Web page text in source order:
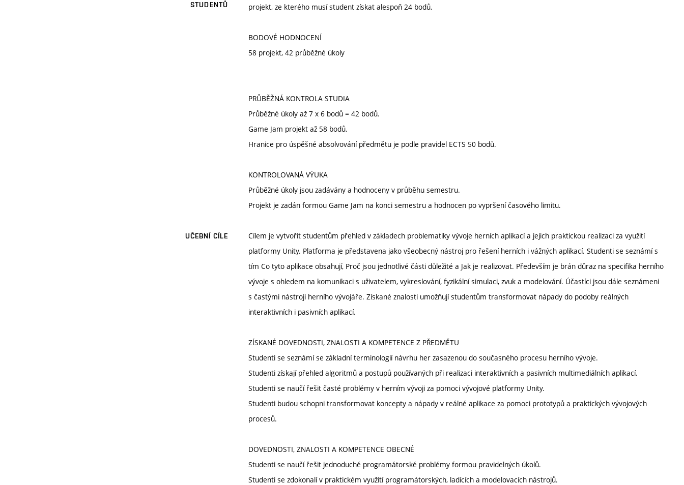
STUDENTŮ
projekt, ze kterého musí student získat alespoň 24 bodů.
BODOVÉ HODNOCENÍ
58 projekt, 42 průběžné úkoly
PRŮBĚŽNÁ KONTROLA STUDIA
Průběžné úkoly až 7 x 6 bodů = 42 bodů.
Game Jam projekt až 58 bodů.
Hranice pro úspěšné absolvování předmětu je podle pravidel ECTS 50 bodů.
KONTROLOVANÁ VÝUKA
Průběžné úkoly jsou zadávány a hodnoceny v průběhu semestru.
Projekt je zadán formou Game Jam na konci semestru a hodnocen po vypršení časového limitu.
UČEBNÍ CÍLE
Cílem je vytvořit studentům přehled v základech problematiky vývoje herních aplikací a jejich praktickou realizaci za využití
platformy Unity. Platforma je představena jako všeobecný nástroj pro řešení herních i vážných aplikací. Studenti se seznámí s
tím Co tyto aplikace obsahují, Proč jsou jednotlivé části důležité a Jak je realizovat. Především je brán důraz na specifika herního
vývoje s ohledem na komunikaci s uživatelem, vykreslování, fyzikální simulaci, zvuk a modelování. Účastíci jsou dále seznámeni
s častými nástroji herního vývojáře. Získané znalosti umožňují studentům transformovat nápady do podoby reálných
interaktivních i pasivních aplikací.
ZÍSKANÉ DOVEDNOSTI, ZNALOSTI A KOMPETENCE Z PŘEDMĚTU
Studenti se seznámí se základní terminologií návrhu her zasazenou do současného procesu herního vývoje.
Studenti získají přehled algoritmů a postupů používaných při realizaci interaktivních a pasivních multimediálních aplikací.
Studenti se naučí řešit časté problémy v herním vývoji za pomoci vývojové platformy Unity.
Studenti budou schopni transformovat koncepty a nápady v reálné aplikace za pomoci prototypů a praktických vývojových
procesů.
DOVEDNOSTI, ZNALOSTI A KOMPETENCE OBECNÉ
Studenti se naučí řešit jednoduché programátorské problémy formou pravidelných úkolů.
Studenti se zdokonalí v praktickém využití programátorských, ladících a modelovacích nástrojů.